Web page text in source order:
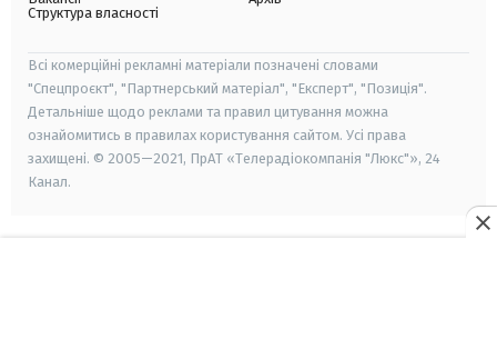
Структура власності
Всі комерційні рекламні матеріали позначені словами
"Спецпроєкт", "Партнерський матеріал", "Експерт", "Позиція".
Детальніше щодо реклами та правил цитування можна
ознайомитись в правилах користування сайтом. Усі права
захищені. © 2005—2021, ПрАТ «Телерадіокомпанія "Люкс"», 24
Канал.